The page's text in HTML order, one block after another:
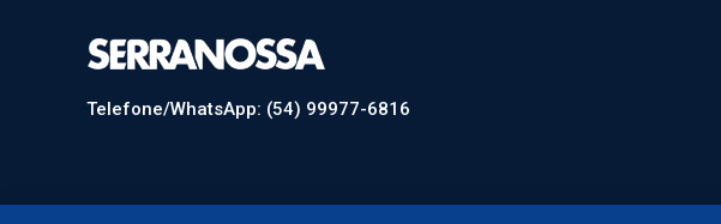
Telefone/WhatsApp: (54) 99977-6816